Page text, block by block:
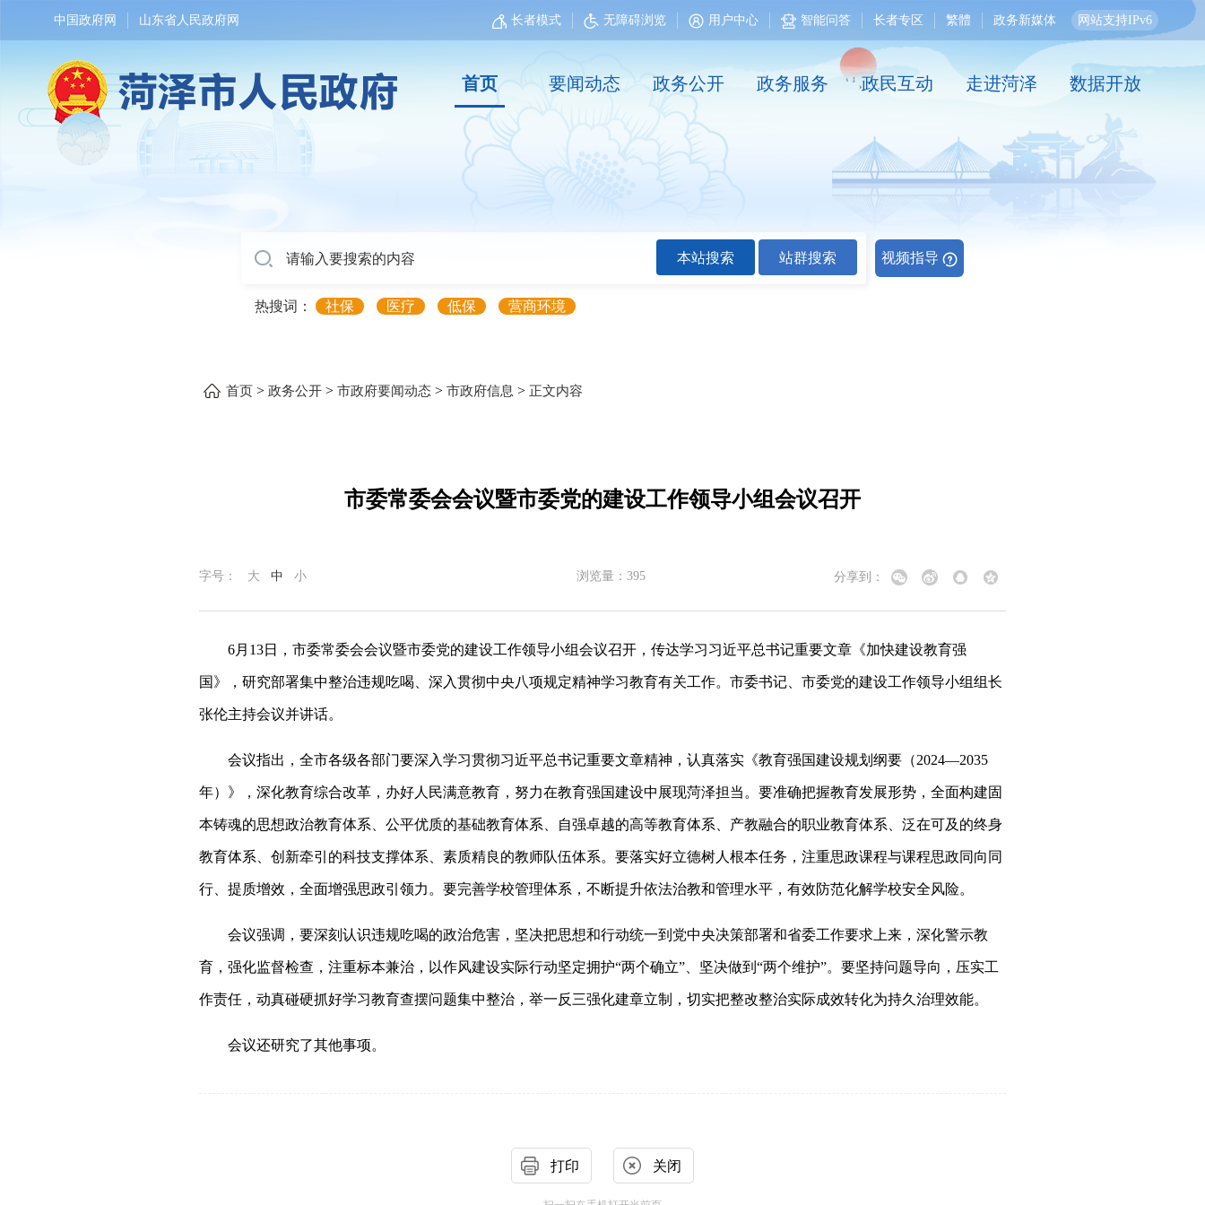
中国政府网 山东省人民政府网 长者模式 无障碍浏览 用户中心 智能问答 长者专区 繁體 政务新媒体 网站支持IPv6
首页 要闻动态 政务公开 政务服务 政民互动 走进菏泽 数据开放
本站搜索 站群搜索 视频指导
热搜词： 社保 医疗 低保 营商环境
首页> 政务公开> 市政府要闻动态> 市政府信息 > 正文内容
市委常委会会议暨市委党的建设工作领导小组会议召开
字号： 大 中 小 浏览量：395 分享到：
6月13日，市委常委会会议暨市委党的建设工作领导小组会议召开，传达学习习近平总书记重要文章《加快建设教育强
国》，研究部署集中整治违规吃喝、深入贯彻中央八项规定精神学习教育有关工作。市委书记、市委党的建设工作领导小组组长
张伦主持会议并讲话。
会议指出，全市各级各部门要深入学习贯彻习近平总书记重要文章精神，认真落实《教育强国建设规划纲要（2024—2035
年）》，深化教育综合改革，办好人民满意教育，努力在教育强国建设中展现菏泽担当。要准确把握教育发展形势，全面构建固
本铸魂的思想政治教育体系、公平优质的基础教育体系、自强卓越的高等教育体系、产教融合的职业教育体系、泛在可及的终身
教育体系、创新牵引的科技支撑体系、素质精良的教师队伍体系。要落实好立德树人根本任务，注重思政课程与课程思政同向同
行、提质增效，全面增强思政引领力。要完善学校管理体系，不断提升依法治教和管理水平，有效防范化解学校安全风险。
会议强调，要深刻认识违规吃喝的政治危害，坚决把思想和行动统一到党中央决策部署和省委工作要求上来，深化警示教
育，强化监督检查，注重标本兼治，以作风建设实际行动坚定拥护“两个确立”、坚决做到“两个维护”。要坚持问题导向，压实工
作责任，动真碰硬抓好学习教育查摆问题集中整治，举一反三强化建章立制，切实把整改整治实际成效转化为持久治理效能。
会议还研究了其他事项。
打印 关闭